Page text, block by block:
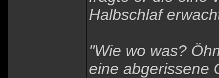
Halbschlaf
"Wie wo was?
eine abgerissene